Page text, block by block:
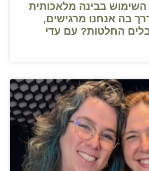
איך השימוש בבינה מלאכותית
בה אנחנו מרגישים,
החלטות? עם עדי